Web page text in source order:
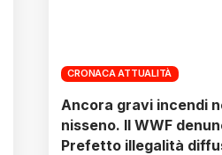
CRONACA ATTUALITÀ
Ancora gravi incendi
nisseno. Il WWF
Prefetto illegalità